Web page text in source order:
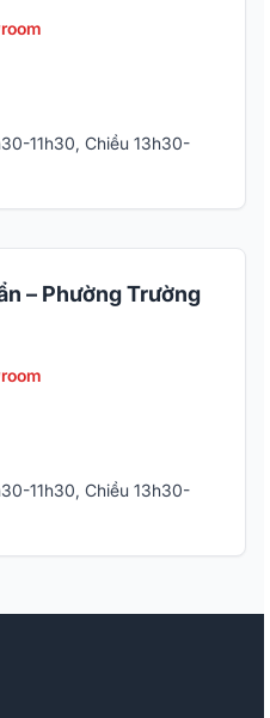
11h30, Chiều 13h30-
– Phường Trường
11h30, Chiều 13h30-